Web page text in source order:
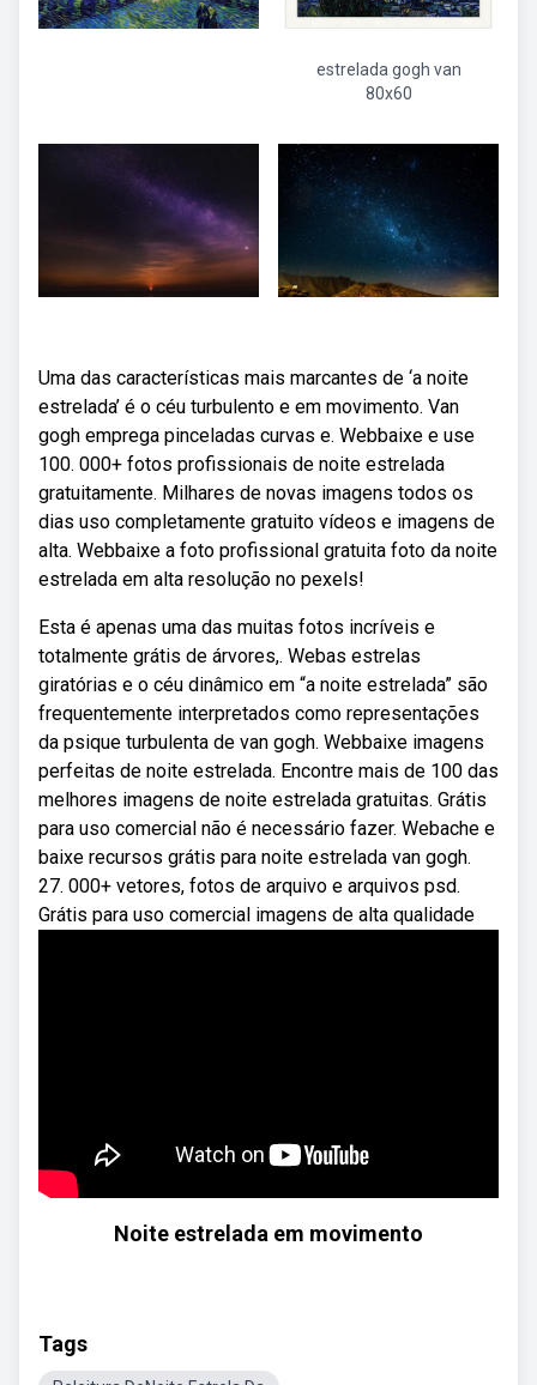
estrelada gogh van
80x60
Uma das características mais marcantes de ‘a noite
estrelada’ é o céu turbulento e em movimento. Van
gogh emprega pinceladas curvas e. Webbaixe e use
100. 000+ fotos profissionais de noite estrelada
gratuitamente. Milhares de novas imagens todos os
dias uso completamente gratuito vídeos e imagens de
alta. Webbaixe a foto profissional gratuita foto da noite
estrelada em alta resolução no pexels!
Esta é apenas uma das muitas fotos incríveis e
totalmente grátis de árvores,. Webas estrelas
giratórias e o céu dinâmico em “a noite estrelada” são
frequentemente interpretados como representações
da psique turbulenta de van gogh. Webbaixe imagens
perfeitas de noite estrelada. Encontre mais de 100 das
melhores imagens de noite estrelada gratuitas. Grátis
para uso comercial não é necessário fazer. Webache e
baixe recursos grátis para noite estrelada van gogh.
27. 000+ vetores, fotos de arquivo e arquivos psd.
Grátis para uso comercial imagens de alta qualidade
Noite estrelada em movimento
Tags